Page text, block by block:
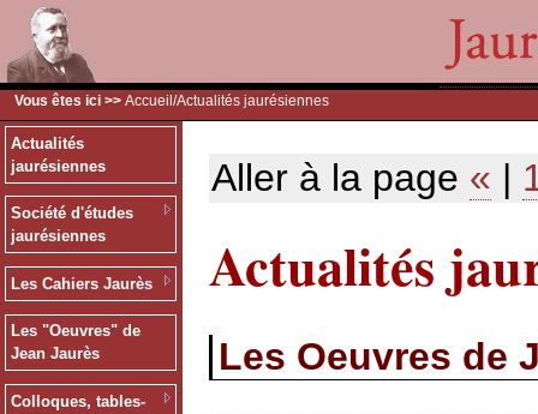
Vous êtes ici >> Accueil /Actualités jaurésiennes
Actualités
jaurésiennes
Société d'études
jaurésiennes
Les Cahiers Jaurès
Les "Oeuvres" de
Jean Jaurès
Colloques, tables-
Aller à la page « |
Actualités
Les Oeuvres de